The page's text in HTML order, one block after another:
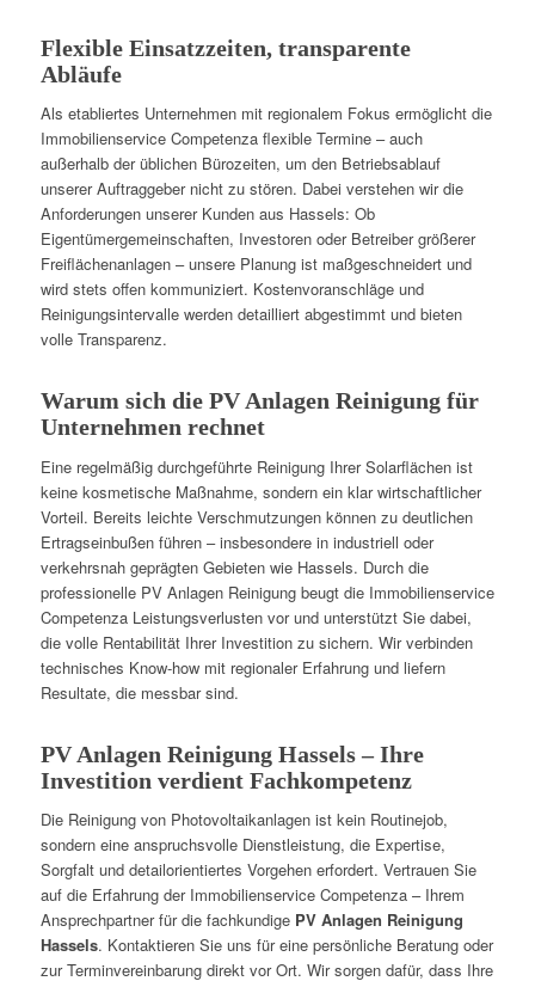
Flexible Einsatzzeiten, transparente
Abläufe
Als etabliertes Unternehmen mit regionalem Fokus ermöglicht die
Immobilienservice Competenza flexible Termine – auch
außerhalb der üblichen Bürozeiten, um den Betriebsablauf
unserer Auftraggeber nicht zu stören. Dabei verstehen wir die
Anforderungen unserer Kunden aus Hassels: Ob
Eigentümergemeinschaften, Investoren oder Betreiber größerer
Freiflächenanlagen – unsere Planung ist maßgeschneidert und
wird stets offen kommuniziert. Kostenvoranschläge und
Reinigungsintervalle werden detailliert abgestimmt und bieten
volle Transparenz.
Warum sich die PV Anlagen Reinigung für
Unternehmen rechnet
Eine regelmäßig durchgeführte Reinigung Ihrer Solarflächen ist
keine kosmetische Maßnahme, sondern ein klar wirtschaftlicher
Vorteil. Bereits leichte Verschmutzungen können zu deutlichen
Ertragseinbußen führen – insbesondere in industriell oder
verkehrsnah geprägten Gebieten wie Hassels. Durch die
professionelle PV Anlagen Reinigung beugt die Immobilienservice
Competenza Leistungsverlusten vor und unterstützt Sie dabei,
die volle Rentabilität Ihrer Investition zu sichern. Wir verbinden
technisches Know-how mit regionaler Erfahrung und liefern
Resultate, die messbar sind.
PV Anlagen Reinigung Hassels – Ihre
Investition verdient Fachkompetenz
Die Reinigung von Photovoltaikanlagen ist kein Routinejob,
sondern eine anspruchsvolle Dienstleistung, die Expertise,
Sorgfalt und detailorientiertes Vorgehen erfordert. Vertrauen Sie
auf die Erfahrung der Immobilienservice Competenza – Ihrem
Ansprechpartner für die fachkundige PV Anlagen Reinigung
Hassels. Kontaktieren Sie uns für eine persönliche Beratung oder
zur Terminvereinbarung direkt vor Ort. Wir sorgen dafür, dass Ihre